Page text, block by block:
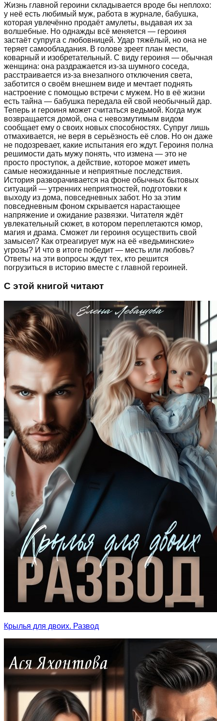
Жизнь главной героини складывается вроде бы неплохо:
у неё есть любимый муж, работа в журнале, бабушка,
которая увлечённо продаёт амулеты, выдавая их за
волшебные. Но однажды всё меняется — героиня
застаёт супруга с любовницей. Удар тяжёлый, но она не
теряет самообладания. В голове зреет план мести,
коварный и изобретательный. С виду героиня — обычная
женщина: она раздражается из-за шумного соседа,
расстраивается из-за внезапного отключения света,
заботится о своём внешнем виде и мечтает поднять
настроение с помощью встречи с мужем. Но в её жизни
есть тайна — бабушка передала ей свой необычный дар.
Теперь и героиня может считаться ведьмой. Когда муж
возвращается домой, она с невозмутимым видом
сообщает ему о своих новых способностях. Супруг лишь
отмахивается, не веря в серьёзность её слов. Но он даже
не подозревает, какие испытания его ждут. Героиня полна
решимости дать мужу понять, что измена — это не
просто проступок, а действие, которое может иметь
самые неожиданные и неприятные последствия.
История разворачивается на фоне обычных бытовых
ситуаций — утренних неприятностей, подготовки к
выходу из дома, повседневных забот. Но за этим
повседневным фоном скрывается нарастающее
напряжение и ожидание развязки. Читателя ждёт
увлекательный сюжет, в котором переплетаются юмор,
магия и драма. Сможет ли героиня осуществить свой
замысел? Как отреагирует муж на её «ведьминские»
угрозы? И что в итоге победит — месть или любовь?
Ответы на эти вопросы ждут тех, кто решится
погрузиться в историю вместе с главной героиней.
С этой книгой читают
Крылья для двоих. Развод